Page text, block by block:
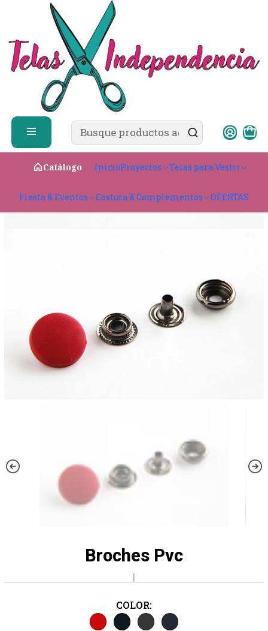
Catálogo InicioProyectos Telas para Vestir
Fiesta & Eventos Costura & Complementos OFERTAS
✨ ¿Cómo comprar?
CATÁLOGO Broches Pvc
Broches Pvc
|
COLOR: